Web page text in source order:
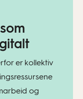
er kollektiv
og